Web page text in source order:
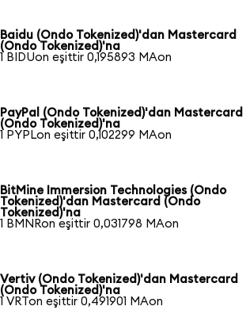
Baidu (Ondo Tokenized)'dan Mastercard
(Ondo Tokenized)'na
1 BIDUon eşittir 0,195893 MAon
PayPal (Ondo Tokenized)'dan Mastercard
(Ondo Tokenized)'na
1 PYPLon eşittir 0,102299 MAon
BitMine Immersion Technologies (Ondo
Tokenized)'dan Mastercard (Ondo
Tokenized)'na
1 BMNRon eşittir 0,031798 MAon
Vertiv (Ondo Tokenized)'dan Mastercard
(Ondo Tokenized)'na
1 VRTon eşittir 0,491901 MAon